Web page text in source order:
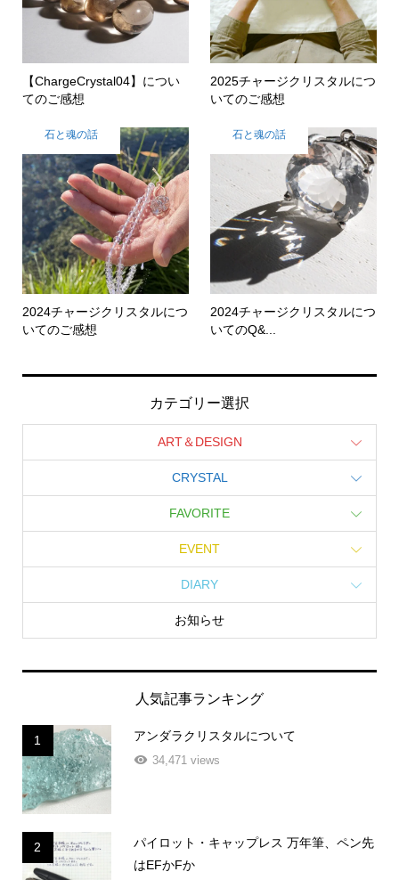
【ChargeCrystal04】につい
てのご感想
2025チャージクリスタルにつ
いてのご感想
石と魂の話
2024チャージクリスタルにつ
いてのご感想
石と魂の話
2024チャージクリスタルにつ
いてのQ&...
カテゴリー選択
ART＆DESIGN
CRYSTAL
FAVORITE
EVENT
DIARY
お知らせ
人気記事ランキング
1 アンダラクリスタルについて
34,471 views
2
パイロット・キャップレス 万年筆、ペン先
はEFかFか